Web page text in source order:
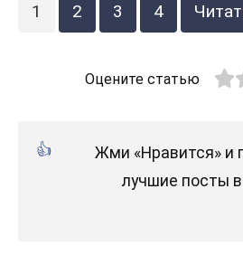
1 2 3 4
Оцените статью
Жми «Нравится» и
лучшие посты в